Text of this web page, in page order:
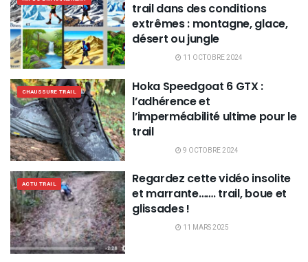
trail dans des conditions
extrêmes : montagne, glace,
désert ou jungle
11 OCTOBRE 2024
CHAUSSURE TRAIL
Hoka Speedgoat 6 GTX :
l’adhérence et
l’imperméabilité ultime pour le
trail
9 OCTOBRE 2024
ACTU TRAIL
Regardez cette vidéo insolite
et marrante……. trail, boue et
glissades !
11 MARS 2025